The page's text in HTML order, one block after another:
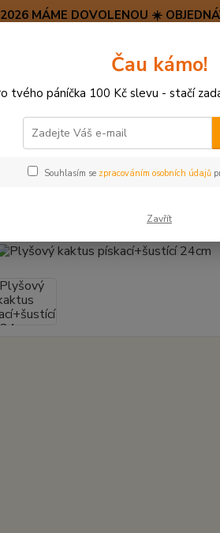
MÁME DOVOLENOU ☀️
Hledat
Čau kámo!
tvého páníčka 100 Kč slevu - stačí
Souhlasím se zpracováním osobních údajů
Zavřít